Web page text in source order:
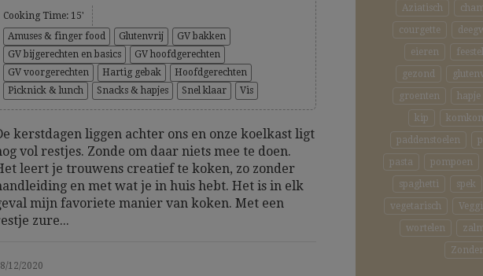
Cooking Time: 15'
Amuses & finger food
Glutenvrij
GV bakken
GV bijgerechten en basics
GV hoofdgerechten
GV voorgerechten
Hartig gebak
Hoofdgerechten
Picknick & lunch
Snacks & hapjes Snel klaar Vis
kerstdagen liggen achter ons en onze koelkast ligt
vol restjes. Zonde om daar niets mee te doen.
leert je trouwens creatief te koken, zo zonder
en met wat je in huis hebt. Het is in elk
mijn favoriete manier van koken. Met een
zure...
12/2020
Aziatisch
courgette
eieren
gezond
groenten
hapje
kip
paddenstoelen
pasta
pompoen
spaghetti
spek
vegetarisch
wortelen